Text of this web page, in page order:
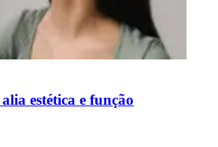
estética e função